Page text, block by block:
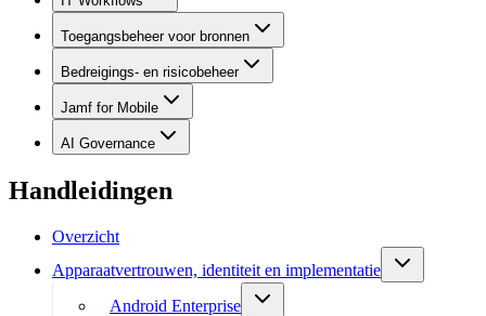
Toegangsbeheer voor bronnen
Bedreigings- en risicobeheer
Jamf for Mobile
AI Governance
Handleidingen
Overzicht
Apparaatvertrouwen, identiteit en implementatie
Android Enterprise